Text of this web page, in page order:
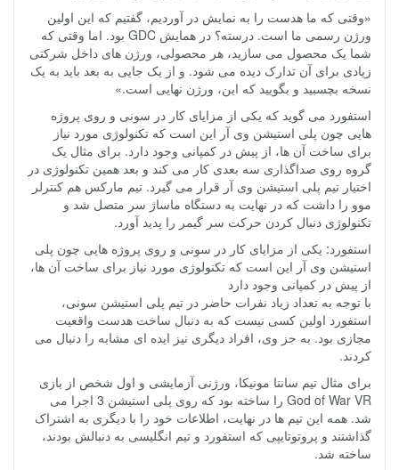
«وقتی که ما هدست را به نمایش در آوردیم، گفتیم که این اولین
ورژن رسمی ما است. درسته؟ در همایش GDC بود. اما وقتی که
شما یک محصول می سازید، هر محصولی، ورژن های داخل شرکتی
زیادی برای آن تدارک دیده می شود. و از یک جایی به بعد باید به یک
نسخه بچسبید و بگویید که این، ورژن نهایی است.»
استفورد می گوید که یکی از مزایای کار در سونی و روی پروژه
هایی چون پلی استیشن وی آر این است که تکنولوژی مورد نیاز
برای ساخت آن ها، از پیش در کمپانی وجود دارد. برای مثال یک
گروه روی صداگذاری سه بعدی کار می کند و بعد همین تکنولوژی در
اختیار تیم پلی استیشن وی آر قرار می گیرد. تیم مارکس هم کنترلر
موو را داشت که در نهایت به دستگاه ماساژ سر متصل شد و
تکنولوژی دنبال کردن حرکت سر گیمر را پدید آورد.
استفورد: یکی از مزایای کار در سونی و روی پروژه هایی چون پلی
استیشن وی آر این است که تکنولوژی مورد نیاز برای ساخت آن ها،
از پیش در کمپانی وجود دارد
با توجه به تعداد زیاد نفرات حاضر در تیم پلی استیشن سونی،
استفورد اولین کسی نیست که به دنبال ساخت هدست واقعیت
مجازی بود. به جز وی، افراد دیگری نیز ایده ای مشابه را دنبال می
کردند.
برای مثال تیم سانتا مونیکا، ورژنی آزمایشی و اول شخص از بازی
God of War VR را ساخته بود که روی پلی استیشن 3 اجرا می
شد. همه این تیم ها در نهایت، اطلاعات خود را با دیگری به اشتراک
گذاشتند و پروتوتایپی که استفورد و تیم انگلیسی به دنبالش بودند،
ساخته شد.